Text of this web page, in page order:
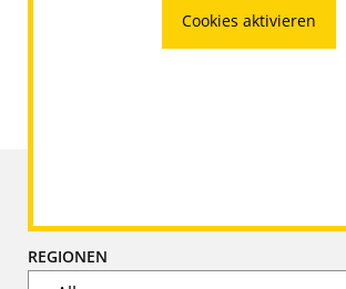
Cookies aktivieren
REGIONEN